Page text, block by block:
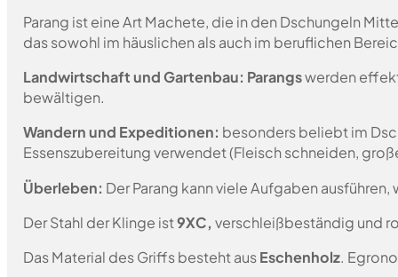
Parang ist eine Art Machete, die in den Dschungeln
das sowohl im häuslichen als auch im beruflichen
Landwirtschaft und Gartenbau: Parangswerden
bewältigen.
Wandern und Expeditionen: besonders beliebt im
Essenszubereitung verwendet (Fleisch schneiden,
Überleben: Der Parang kann viele Aufgaben
Der Stahl der Klinge ist9XC, verschleißbeständig und
Das Material des Griffs besteht ausEschenholz.